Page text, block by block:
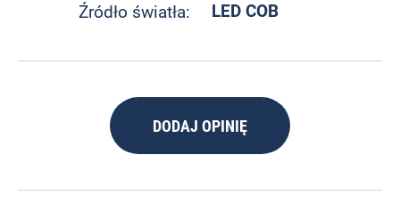
Źródło światła: LED COB
DODAJ OPINIĘ